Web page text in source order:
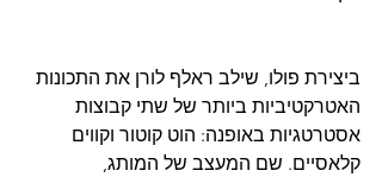
ביצירת פולו, שילב ראלף לורן את התכונות
האטרקטיביות ביותר של שתי קבוצות
אסטרטגיות באופנה: הוט קוטור וקווים
קלאסיים. שם המעצב של המותג,